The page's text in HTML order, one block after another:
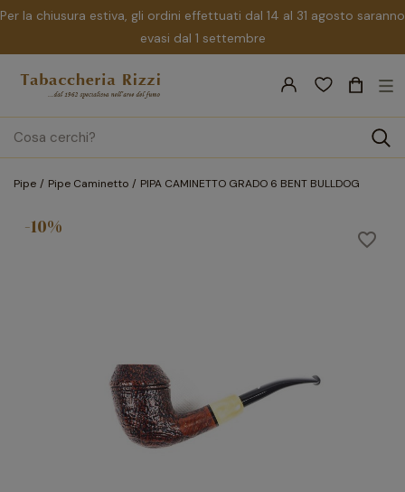
Per la chiusura estiva, gli ordini effettuati dal 14 al 31 agosto saranno
evasi dal 1 settembre
search
☰
Pipe Pipe Caminetto PIPA CAMINETTO GRADO 6 BENT BULLDOG
favorite_border
-10%